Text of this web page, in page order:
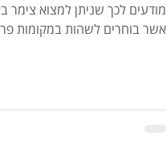
מודעים לכך שניתן למצוא צימר
אשר בוחרים לשהות במקומות פר